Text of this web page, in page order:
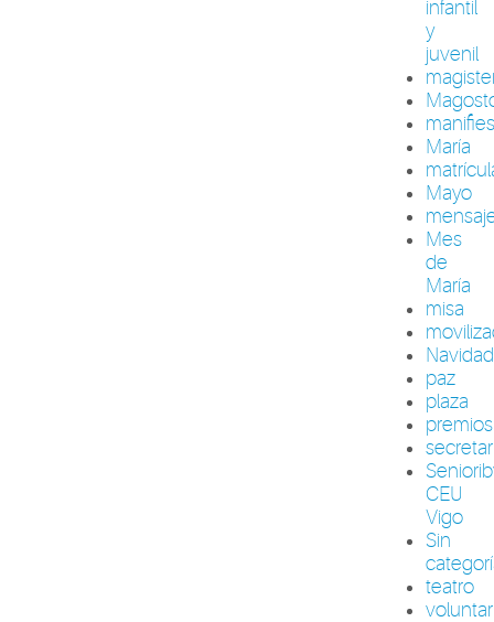
infantil
y
juvenil
María
Mayo
Mes
de
María
misa
Navidad
paz
plaza
premios
CEU
Vigo
Sin
teatro